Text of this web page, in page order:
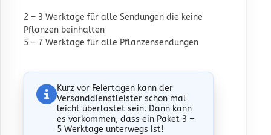
2 – 3 Werktage für alle Sendungen die keine
Pflanzen beinhalten
5 – 7 Werktage für alle Pflanzensendungen
Kurz vor Feiertagen kann der
Versanddienstleister schon mal
leicht überlastet sein. Dann kann
es vorkommen, dass ein Paket 3 –
5 Werktage unterwegs ist!